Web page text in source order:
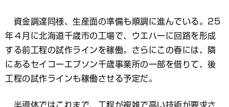
資金調達同様、生産面の準備も順調に進んでいる。25
年４月に北海道千歳市の工場で、ウエハーに回路を形成
する前工程の試作ラインを稼働。さらにこの春には、隣
にあるセイコーエプソン千歳事業所の一部を借りて、後
工程の試作ラインも稼働させる予定だ。
半導体ではこれまで、工程が複雑で高い技術が要求さ